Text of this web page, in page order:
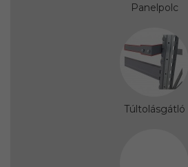
Panelpolc
Túltolásgátló